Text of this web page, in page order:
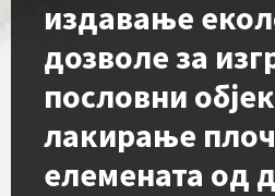
издавање
дозволе за
пословни
лакирање
елемената од